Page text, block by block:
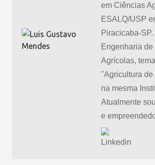
em Ciências
ESALQ/USP
Piracicaba-
Engenharia
Agrícolas, tema
"Agricultura de
na mesma
Atualmente
e